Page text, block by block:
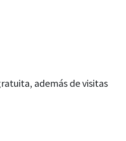
además de visitas